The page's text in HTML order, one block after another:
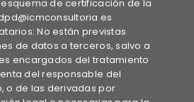
de certificación de la
dpd@icmconsultoria.es
No están previstas
de datos a terceros, salvo a
encargados del tratamiento
del responsable del
o de las derivadas por